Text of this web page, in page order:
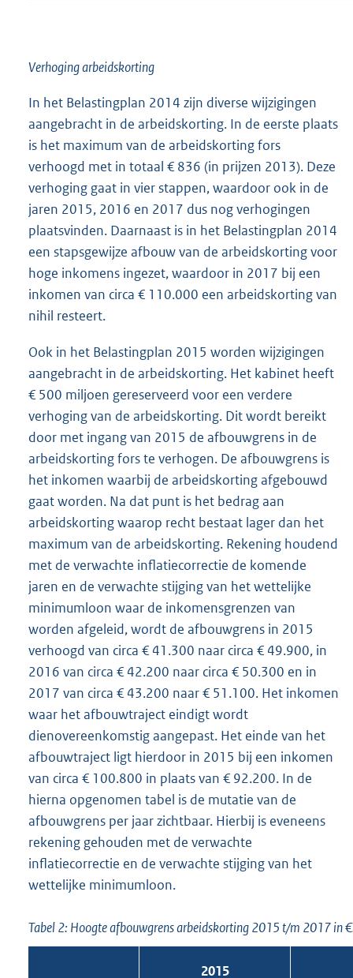
Verhoging arbeidskorting
In het Belastingplan 2014 zijn diverse wijzigingen
aangebracht in de arbeidskorting. In de eerste plaats
is het maximum van de arbeidskorting fors
verhoogd met in totaal € 836 (in prijzen 2013). Deze
verhoging gaat in vier stappen, waardoor ook in de
jaren 2015, 2016 en 2017 dus nog verhogingen
plaatsvinden. Daarnaast is in het Belastingplan 2014
een stapsgewijze afbouw van de arbeidskorting voor
hoge inkomens ingezet, waardoor in 2017 bij een
inkomen van circa € 110.000 een arbeidskorting van
nihil resteert.
Ook in het Belastingplan 2015 worden wijzigingen
aangebracht in de arbeidskorting. Het kabinet heeft
€ 500 miljoen gereserveerd voor een verdere
verhoging van de arbeidskorting. Dit wordt bereikt
door met ingang van 2015 de afbouwgrens in de
arbeidskorting fors te verhogen. De afbouwgrens is
het inkomen waarbij de arbeidskorting afgebouwd
gaat worden. Na dat punt is het bedrag aan
arbeidskorting waarop recht bestaat lager dan het
maximum van de arbeidskorting. Rekening houdend
met de verwachte inflatiecorrectie de komende
jaren en de verwachte stijging van het wettelijke
minimumloon waar de inkomensgrenzen van
worden afgeleid, wordt de afbouwgrens in 2015
verhoogd van circa € 41.300 naar circa € 49.900, in
2016 van circa € 42.200 naar circa € 50.300 en in
2017 van circa € 43.200 naar € 51.100. Het inkomen
waar het afbouwtraject eindigt wordt
dienovereenkomstig aangepast. Het einde van het
afbouwtraject ligt hierdoor in 2015 bij een inkomen
van circa € 100.800 in plaats van € 92.200. In de
hierna opgenomen tabel is de mutatie van de
afbouwgrens per jaar zichtbaar. Hierbij is eveneens
rekening gehouden met de verwachte
inflatiecorrectie en de verwachte stijging van het
wettelijke minimumloon.
Tabel 2: Hoogte afbouwgrens arbeidskorting 2015 t/m 2017 in
2015